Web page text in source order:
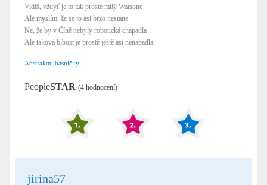
Vidíš, vždyť je to tak prosté milý Watsone
Ale myslím, že se to asi brzo nestane
Ne, že by v Číně nebyly robotická chapadla
Ale taková blbost je prostě ještě asi nenapadla.
Abstraktní básničky
PeopleSTAR (4 hodnocení)
jirina57